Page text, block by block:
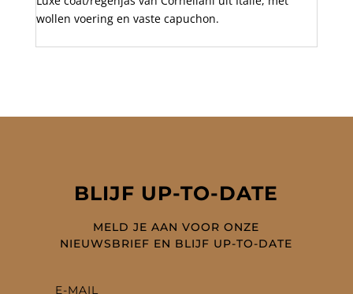
wollen voering en vaste capuchon.
BLIJF UP-TO-DATE
MELD JE AAN VOOR ONZE
NIEUWSBRIEF EN BLIJF UP-TO-DATE